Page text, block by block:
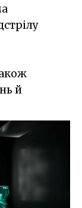
й